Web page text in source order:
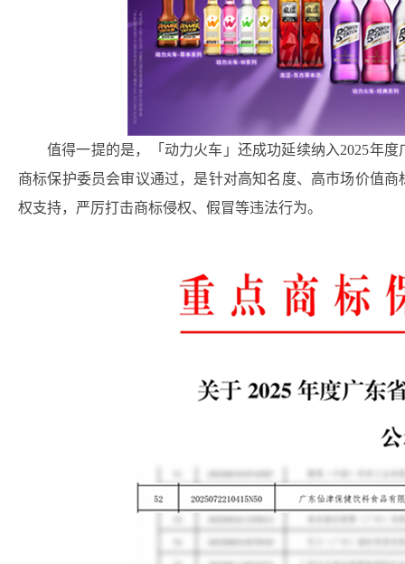
值得一提的是，「动力火车」还成功延续纳入2025年
商标保护委员会审议通过，是针对高知名度、高市场价值
权支持，严厉打击商标侵权、假冒等违法行为。